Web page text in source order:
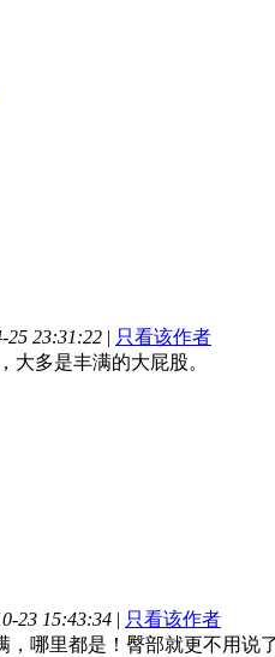
25 23:31:22 | 只看该作者
大多是丰满的大屁股。
23 15:43:34 | 只看该作者
，哪里都是！臀部就更不用说